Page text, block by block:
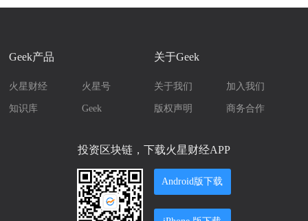
Geek产品
火星财经 火星号
知识库 Geek
关于Geek
关于我们 加入我们
版权声明 商务合作
投资区块链，下载火星财经APP
Android版下载